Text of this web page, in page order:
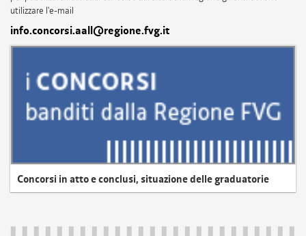
utilizzare l'e-mail
info.concorsi.aall@regione.fvg.it
Concorsi in atto e conclusi, situazione delle graduatorie